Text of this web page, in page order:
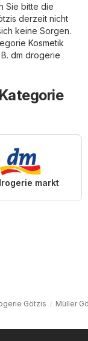
Sie bitte die
derzeit nicht
keine Sorgen.
Kosmetik
dm drogerie
markt
Götzis Müller